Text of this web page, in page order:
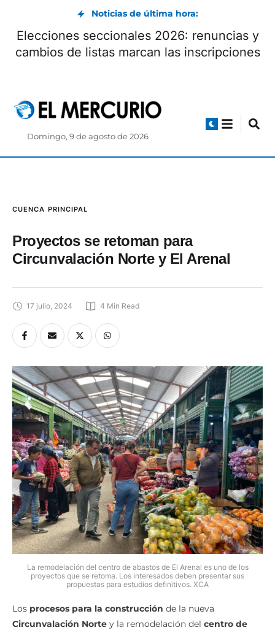
Noticias de última hora:
Elecciones seccionales 2026: renuncias y
cambios de listas marcan las inscripciones
Domingo, 9 de agosto de 2026
CUENCA PRINCIPAL
Proyectos se retoman para
Circunvalación Norte y El Arenal
17 julio, 2024 4 Min Read
La remodelación del centro de abastos de El Arenal es uno de los
proyectos que se retoma. Los interesados deben presentar sus
propuestas para estudios definitivos. XCA
Los procesos para la construcción de la nueva
Circunvalación Norte y la remodelación del centro de